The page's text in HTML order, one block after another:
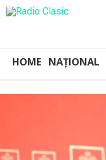
HOME NAȚIONAL